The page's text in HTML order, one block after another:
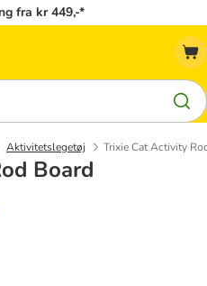
fra kr 449,-*
Aktivitetslegetøj Trixie Cat Activity
Board